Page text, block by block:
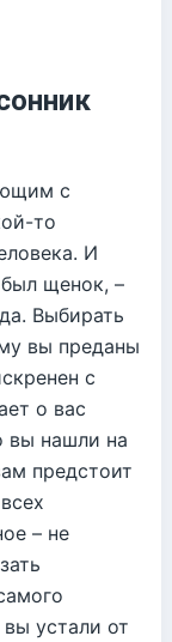
с
то
И
щенок, –
Выбирать
вы преданы
с
о вас
вы нашли на
предстоит
– не
устали от